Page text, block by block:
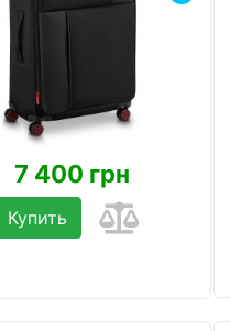
7 400 грн
Купить